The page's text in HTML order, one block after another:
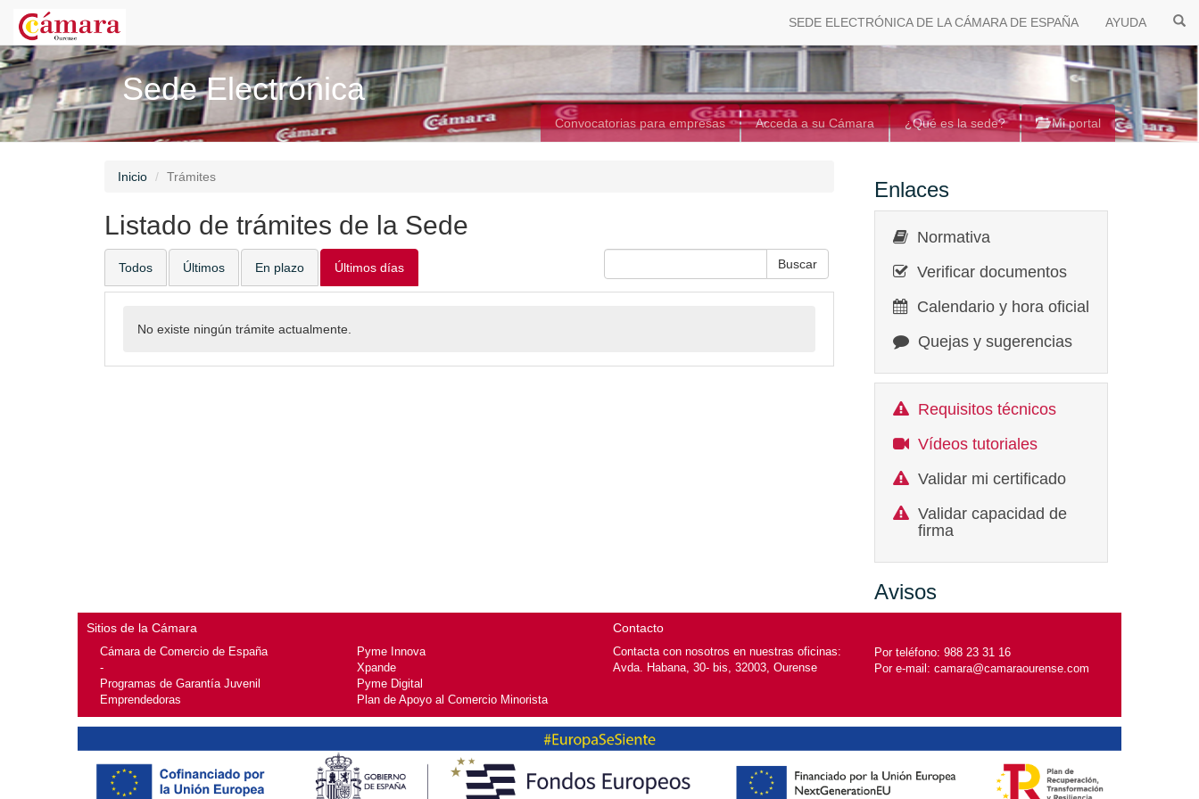
SEDE ELECTRÓNICA DE LA CÁMARA DE ESPAÑA AYUDA
Sede Electrónica
Convocatorias para empresas Acceda a su Cámara ¿Qué es la sede? Mi portal
Inicio Trámites
Listado de trámites de la Sede
Todos Últimos En plazo Últimos días
No existe ningún trámite actualmente.
Enlaces
Normativa
Verificar documentos
Calendario y hora oficial
Quejas y sugerencias
Requisitos técnicos
Vídeos tutoriales
Validar mi certificado
Validar capacidad de
firma
Avisos
Sitios de la Cámara
Cámara de Comercio de España
-
Programas de Garantía Juvenil
Emprendedoras
Pyme Innova
Xpande
Pyme Digital
Plan de Apoyo al Comercio Minorista
Contacto
Contacta con nosotros en nuestras oficinas:
Avda. Habana, 30- bis, 32003, Ourense
Por teléfono: 988 23 31 16
Por e-mail: camara@camaraourense.com